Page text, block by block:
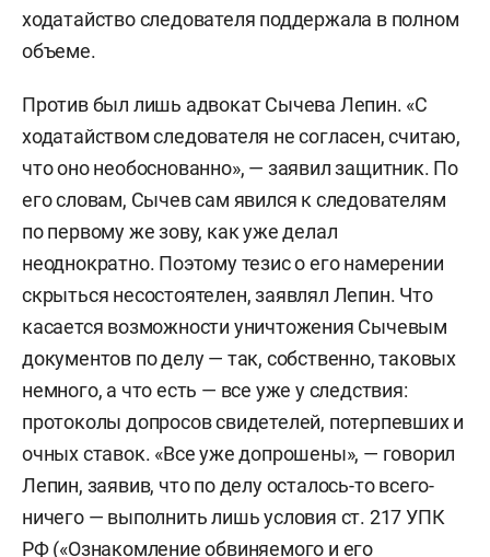
ходатайство следователя поддержала в полном
объеме.
Против был лишь адвокат Сычева Лепин. «С
ходатайством следователя не согласен, считаю,
что оно необоснованно», — заявил защитник. По
его словам, Сычев сам явился к следователям
по первому же зову, как уже делал
неоднократно. Поэтому тезис о его намерении
скрыться несостоятелен, заявлял Лепин. Что
касается возможности уничтожения Сычевым
документов по делу — так, собственно, таковых
немного, а что есть — все уже у следствия:
протоколы допросов свидетелей, потерпевших и
очных ставок. «Все уже допрошены», — говорил
Лепин, заявив, что по делу осталось-то всего-
ничего — выполнить лишь условия ст. 217 УПК
РФ («Ознакомление обвиняемого и его